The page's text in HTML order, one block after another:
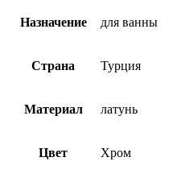
Назначение для ванны
Страна Турция
Материал латунь
Цвет Хром